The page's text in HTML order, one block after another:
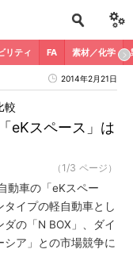
リティ FA 素材／化学
2014年2月21日
eKスペース」は
較
（1/3 ページ）
動車の「eKスペー
イプの軽自動車とし
の「N BOX」、ダイ
ア」との市場競争に